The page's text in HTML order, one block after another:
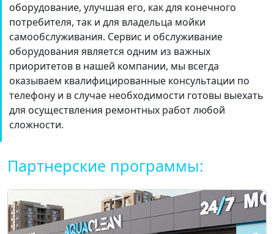
оборудование, улучшая его, как для конечного
потребителя, так и для владельца мойки
самообслуживания. Сервис и обслуживание
оборудования является одним из важных
приоритетов в нашей компании, мы всегда
оказываем квалифицированные консультации по
телефону и в случае необходимости готовы выехать
для осуществления ремонтных работ любой
сложности.
Партнерские программы: